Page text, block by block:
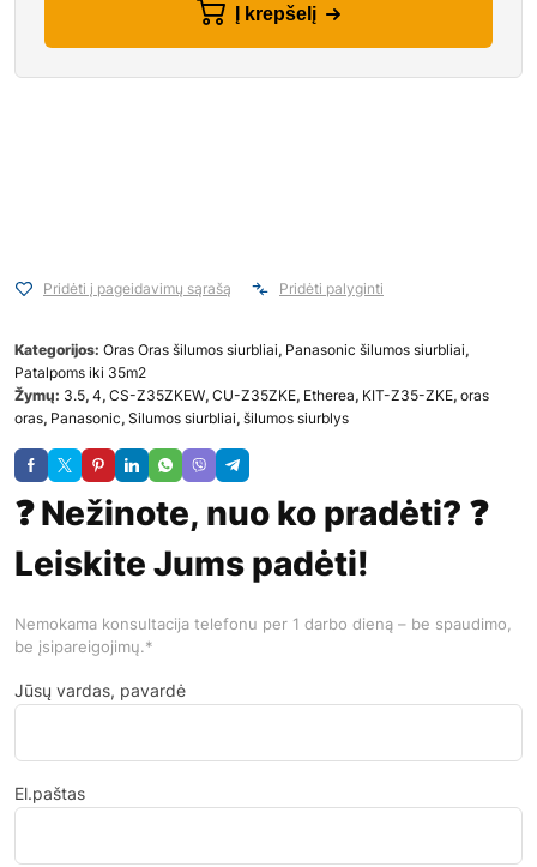
Į krepšelį
Pridėti į pageidavimų sąrašą Pridėti palyginti
Kategorijos: Oras Oras šilumos siurbliai, Panasonic šilumos siurbliai,
Patalpoms iki 35m2
Žymų: 3.5, 4, CS-Z35ZKEW, CU-Z35ZKE, Etherea, KIT-Z35-ZKE, oras
oras, Panasonic, Silumos siurbliai, šilumos siurblys
❓ Nežinote, nuo ko pradėti? ❓
Leiskite Jums padėti!
Nemokama konsultacija telefonu per 1 darbo dieną – be spaudimo,
be įsipareigojimų.*
Jūsų vardas, pavardė
El.paštas